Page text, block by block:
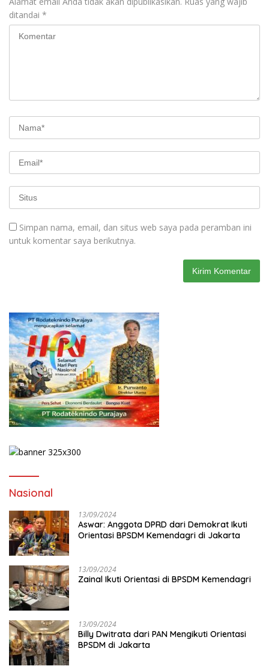
ditandai *
Simpan nama, email, dan situs web saya pada peramban ini
untuk komentar saya berikutnya.
Nasional
13/09/2024
Aswar: Anggota DPRD dari Demokrat Ikuti
Orientasi BPSDM Kemendagri di Jakarta
13/09/2024
Zainal Ikuti Orientasi di BPSDM Kemendagri
13/09/2024
Billy Dwitrata dari PAN Mengikuti Orientasi
BPSDM di Jakarta